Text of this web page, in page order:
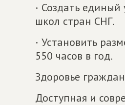
· Создать
школ стран СНГ.
· Установить
550 часов в год.
Здоровье
Доступная и